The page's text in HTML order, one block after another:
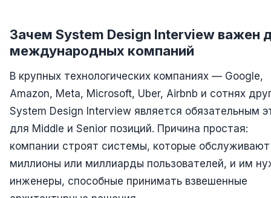
Зачем System Design Interview важен
международных компаний
В крупных технологических компаниях — Google,
Amazon, Meta, Microsoft, Uber, Airbnb и сотнях
System Design Interview является обязательным
для Middle и Senior позиций. Причина простая:
компании строят системы, которые обслуживают
миллионы или миллиарды пользователей, и им
инженеры, способные принимать взвешенные